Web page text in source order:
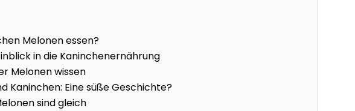
Melonen essen?
in die Kaninchenernährung
Melonen wissen
Kaninchen: Eine süße Geschichte?
sind gleich